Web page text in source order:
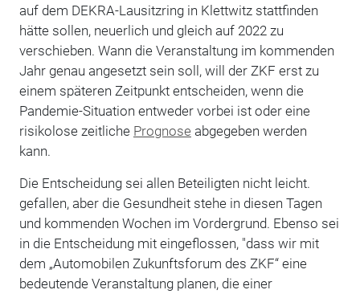
auf dem DEKRA-Lausitzring in Klettwitz stattfinden
hätte sollen, neuerlich und gleich auf 2022 zu
verschieben. Wann die Veranstaltung im kommenden
Jahr genau angesetzt sein soll, will der ZKF erst zu
einem späteren Zeitpunkt entscheiden, wenn die
Pandemie-Situation entweder vorbei ist oder eine
risikolose zeitliche Prognose abgegeben werden
kann.
Die Entscheidung sei allen Beteiligten nicht leicht.
gefallen, aber die Gesundheit stehe in diesen Tagen
und kommenden Wochen im Vordergrund. Ebenso sei
in die Entscheidung mit eingeflossen, "dass wir mit
dem „Automobilen Zukunftsforum des ZKF“ eine
bedeutende Veranstaltung planen, die einer